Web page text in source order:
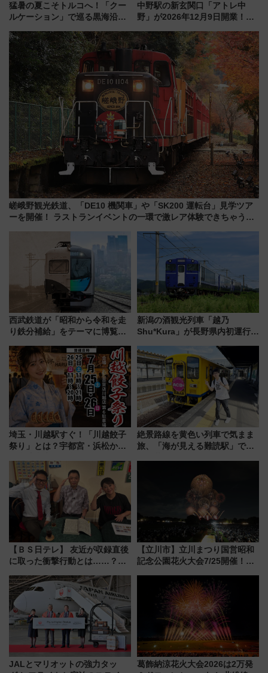
猛暑の夏こそトルコへ！「クー
ルケーション」で巡る黒海沿岸
連検索数が前年比237％増、ナ
ショジオも認める『2026年に訪
れるべき世界の旅先』
中野駅の新玄関口「アトレ中
野」が2026年12月9日開業！新
注目スポット
嵯峨野観光鉄道、「DE10 機関車」や「SK200 運転台」見学ツア
ーを開催！ ラストランイベントの一環で激レア体験できちゃうか
西武鉄道が「昭和から令和を走
り鉄分補給」をテーマに博覧会
14日から 新車両「トキイロ」体
験ブースも アクセスや申込方法
を解説
新潟の酒観光列車「越乃
Shu*Kura」が長野県内初運行！
別企画
埼玉・川越駅すぐ！「川越餃子
祭り」とは？宇都宮・浜松から
を食べ比べ【7月25日・26日開
催】
絶景路線を黄色い列車で気まま
旅、「海が見える難読駅」で幸
の舞台は「島原鉄道」
【ＢＳ日テレ】 友近が収録直後
に取った衝撃行動とは……？
で極上の夏祭り鉄道旅を放送
【立川市】立川まつり国営昭和
記念公園花火大会7/25開催！
混雑に要注意、その理由は
JALとマリオットの強力タッ
葛飾納涼花火大会2026は2万発